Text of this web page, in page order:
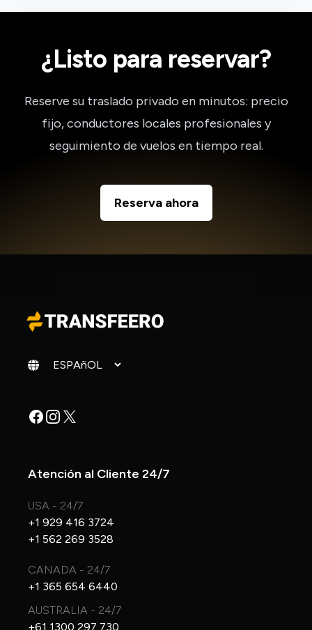
¿Listo para reservar?
Reserve su traslado privado en minutos: precio
fijo, conductores locales profesionales y
seguimiento de vuelos en tiempo real.
Reserva ahora
Cambiar idioma
Facebook
Instagram
X
Atención al Cliente 24/7
USA - 24/7
+1 929 416 3724
+1 562 269 3528
CANADA - 24/7
+1 365 654 6440
AUSTRALIA - 24/7
+61 1300 297 730